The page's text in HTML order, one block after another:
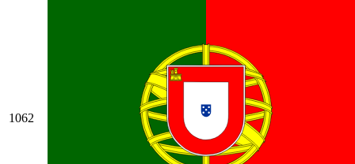
1062